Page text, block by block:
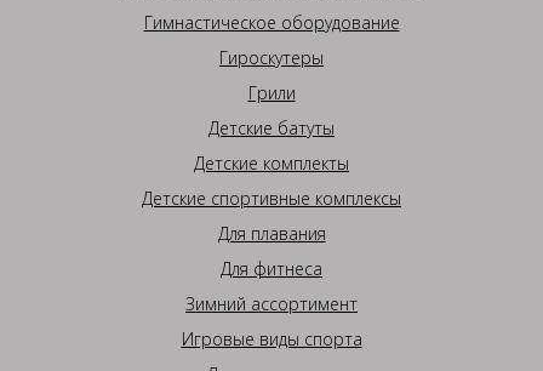
Гимнастическое оборудование
Гироскутеры
Грили
Детские батуты
Детские комплекты
Детские спортивные комплексы
Для плавания
Для фитнеса
Зимний ассортимент
Игровые виды спорта